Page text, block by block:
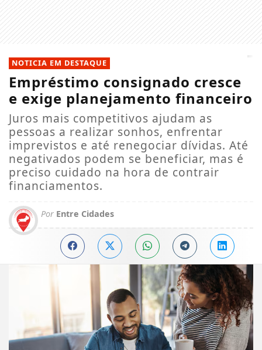
NOTICIA EM DESTAQUE
Empréstimo consignado cresce
e exige planejamento financeiro
Juros mais competitivos ajudam as
pessoas a realizar sonhos, enfrentar
imprevistos e até renegociar dívidas. Até
negativados podem se beneficiar, mas é
preciso cuidado na hora de contrair
financiamentos.
Por Entre Cidades